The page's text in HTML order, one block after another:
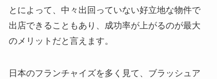
とによって、中々出回っていない好立地な物件で
出店できることもあり、成功率が上がるのが最大
のメリットだと言えます。
日本のフランチャイズを多く見て、ブラッシュア